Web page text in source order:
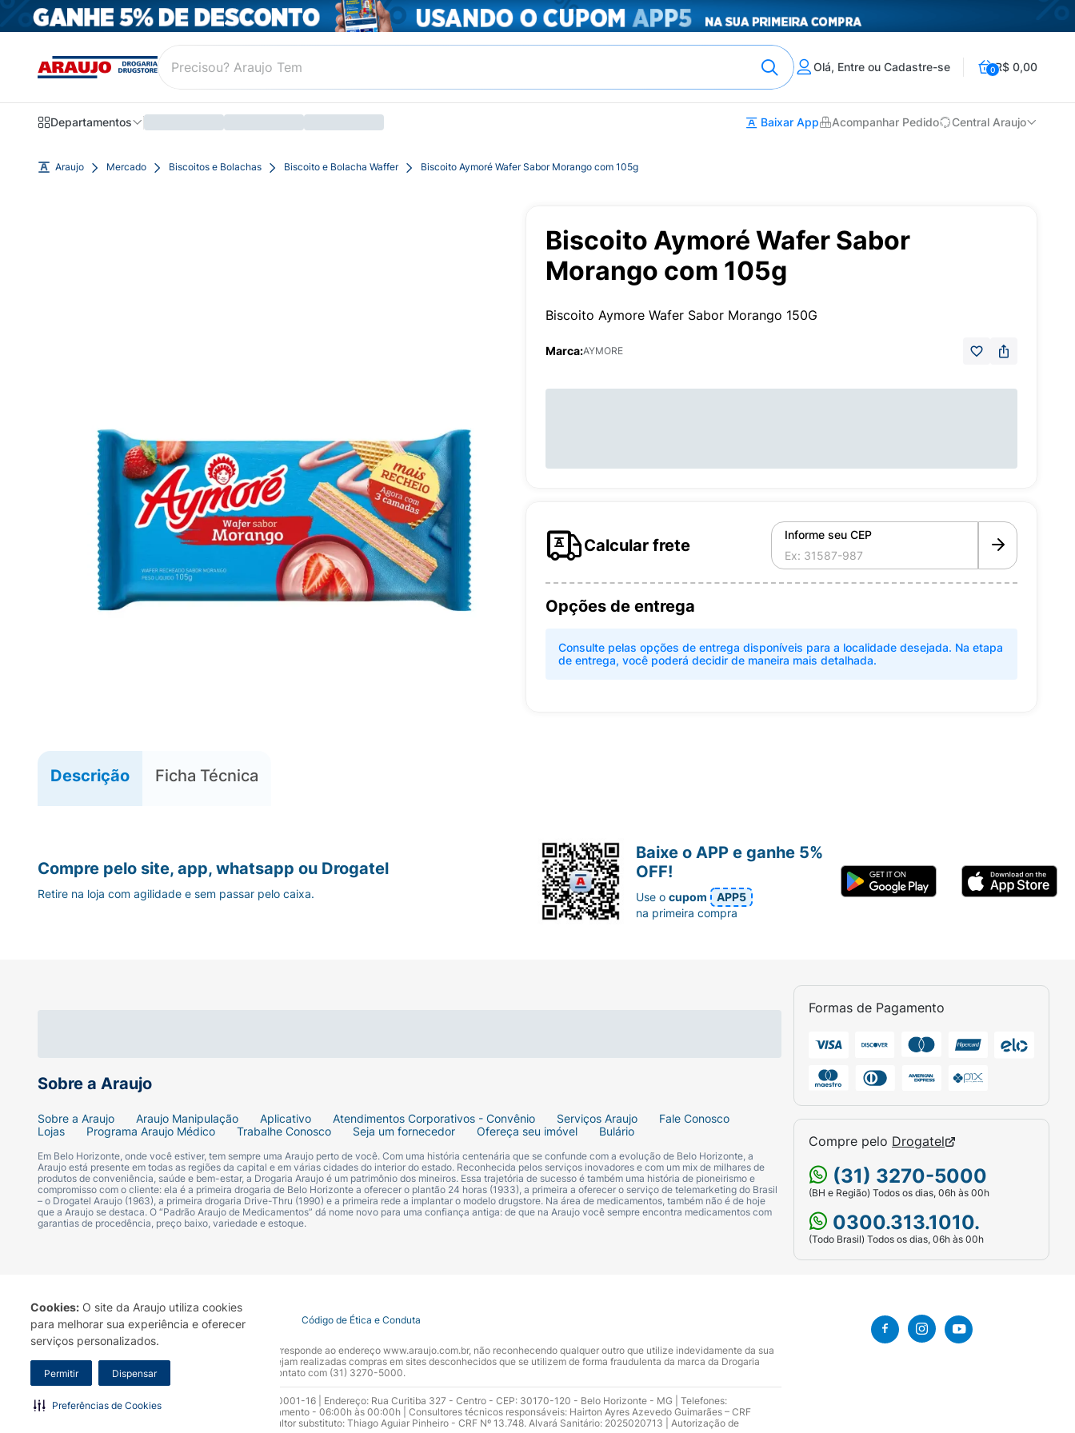
Cookies: O site da Araujo utiliza cookies
para melhorar sua experiência e oferecer
serviços personalizados.
Permitir Dispensar
Preferências de Cookies
Olá, Entre ou Cadastre-se 0R$ 0,00
Departamentos Baixar App Acompanhar Pedido Central Araujo
Araujo Mercado Biscoitos e Bolachas Biscoito e Bolacha Waffer Biscoito Aymoré Wafer Sabor Morango com 105g
Biscoito Aymoré Wafer Sabor
Morango com 105g
Biscoito Aymore Wafer Sabor Morango 150G
Marca:AYMORE
Calcular frete
Informe seu CEP
Opções de entrega
Consulte pelas opções de entrega disponíveis para a localidade desejada. Na etapa
de entrega, você poderá decidir de maneira mais detalhada.
Descrição Ficha Técnica
Sobre a Araujo
Sobre a Araujo Araujo Manipulação Aplicativo Atendimentos Corporativos - Convênio Serviços Araujo
Fale Conosco
Lojas
Programa Araujo Médico Trabalhe Conosco Seja um fornecedor Ofereça seu imóvel Bulário
Em Belo Horizonte, onde você estiver, tem sempre uma Araujo perto de você. Com uma história centenária que se confunde com a evolução de Belo Horizonte, a
Araujo está presente em todas as regiões da capital e em várias cidades do interior do estado. Reconhecida pelos serviços inovadores e com um mix de milhares de
produtos de conveniência, saúde e bem-estar, a Drogaria Araujo é um patrimônio dos mineiros. Essa trajetória de sucesso é também uma história de pioneirismo e
compromisso com o cliente: ela é a primeira drogaria de Belo Horizonte a oferecer o plantão 24 horas (1933), a primeira a oferecer o serviço de telemarketing do Brasil
– o Drogatel Araujo (1963), a primeira drogaria Drive-Thru (1990) e a primeira rede a implantar o modelo drugstore. Na área de medicamentos, também não é de hoje
que a Araujo se destaca. O “Padrão Araujo de Medicamentos” dá nome novo para uma confiança antiga: de que na Araujo você sempre encontra medicamentos com
garantias de procedência, preço baixo, variedade e estoque.
Formas de Pagamento
Compre pelo Drogatel
(31) 3270-5000
(BH e Região) Todos os dias, 06h às 00h
0300.313.1010.
(Todo Brasil) Todos os dias, 06h às 00h
Compre pelo site, app, whatsapp ou Drogatel
Retire na loja com agilidade e sem passar pelo caixa.
Baixe o APP e ganhe 5%
OFF!
Use ocupom
APP5
na primeira compra
Termo de Uso Portal da Privacidade Covid-19 Código de Ética e Conduta
A Drogaria Araujo S/A informa que o seu site oficial corresponde ao endereço www.araujo.com.br, não reconhecendo qualquer outro que utilize indevidamente da sua
marca. Para sua segurança recomendamos que não sejam realizadas compras em sites desconhecidos que se utilizem de forma fraudulenta da marca da Drogaria
Araujo S.A. Em caso de dúvidas, gentileza entrar em contato com (31) 3270-5000.
Razão Social: Drogaria Araujo S.A | CNPJ: 17.256.512.0001-16 | Endereço: Rua Curitiba 327 - Centro - CEP: 30170-120 - Belo Horizonte - MG | Telefones:
0300.313.1010 e (31) 3270-5000 Horário de funcionamento - 06:00h às 00:00h | Consultores técnicos responsáveis: Hairton Ayres Azevedo Guimarães – CRF
10.965 | Yasmin Silva Alvarenga – CRF 52.584 - Consultor substituto: Thiago Aguiar Pinheiro - CRF Nº 13.748. Alvará Sanitário: 2025020713 | Autorização de